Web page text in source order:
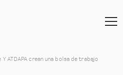
ATDAPA crean una bolsa de trabajo